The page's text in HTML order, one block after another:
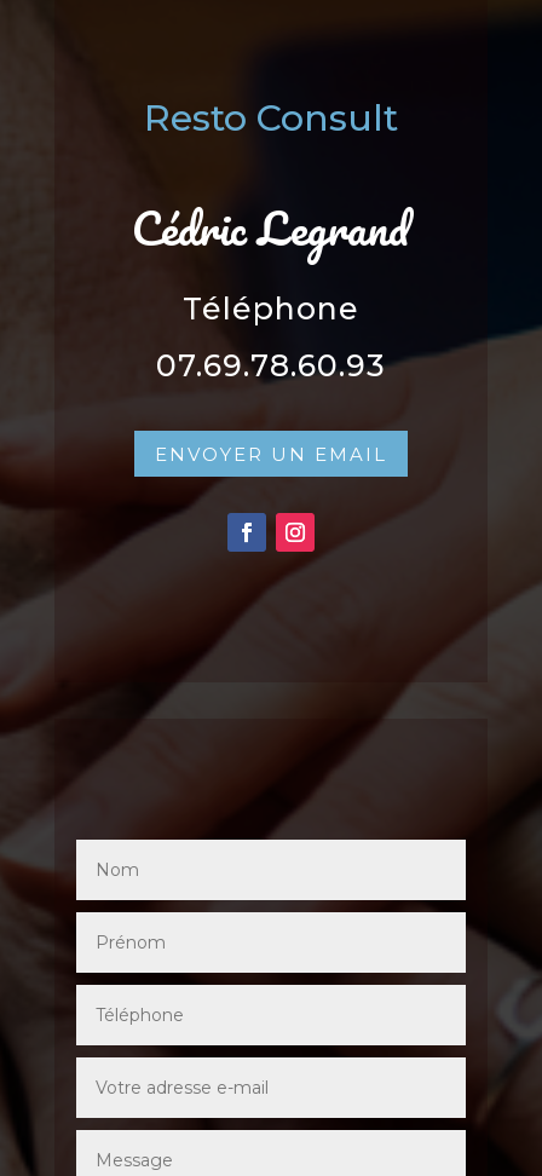
Resto Consult
Cédric Legrand
Téléphone
07.69.78.60.93
ENVOYER UN EMAIL